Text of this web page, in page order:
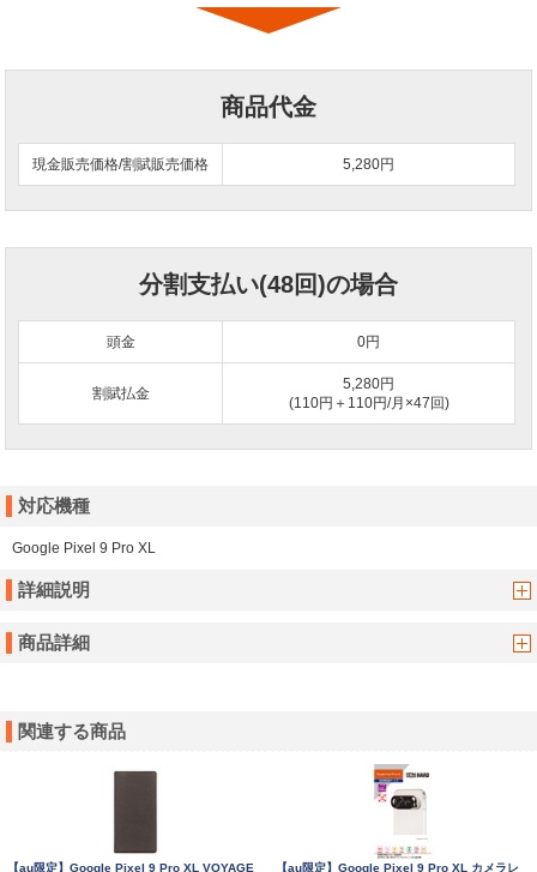
商品代金
現金販売価格/割賦販売価格 5,280円
分割支払い(48回)の場合
頭金 0円
割賦払金
5,280円
(110円＋110円/月×47回)
対応機種
Google Pixel 9 Pro XL
詳細説明
商品詳細
関連する商品
【au限定】Google Pixel 9 Pro XL VOYAGE
【au限定】Google Pixel 9 Pro XL カメラレ